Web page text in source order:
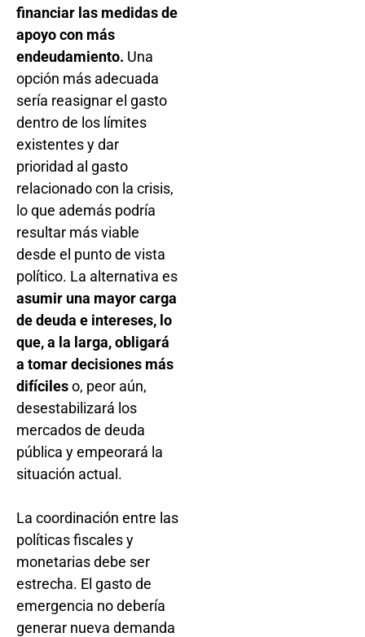
financiar las medidas de
apoyo con más
endeudamiento. Una
opción más adecuada
sería reasignar el gasto
dentro de los límites
existentes y dar
prioridad al gasto
relacionado con la crisis,
lo que además podría
resultar más viable
desde el punto de vista
político. La alternativa es
asumir una mayor carga
de deuda e intereses, lo
que, a la larga, obligará
a tomar decisiones más
difícileso, peor aún,
desestabilizará los
mercados de deuda
pública y empeorará la
situación actual.
La coordinación entre las
políticas fiscales y
monetarias debe ser
estrecha. El gasto de
emergencia no debería
generar nueva demanda